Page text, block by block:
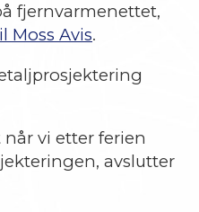
fjernvarmenettet,
Moss Avis.
vi etter ferien
avslutter